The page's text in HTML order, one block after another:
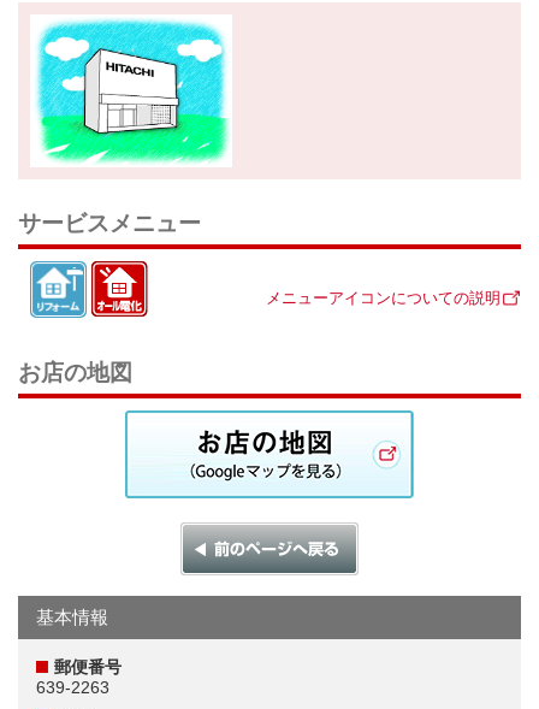
サービスメニュー
メニューアイコンについての説明
お店の地図
基本情報
郵便番号
639-2263